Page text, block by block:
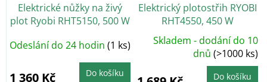
Elektrické nůžky na živý
plot Ryobi RHT5150, 500 W
Odeslání do 24 hodin (1 ks)
1 360 Kč Do košíku
Elektrický plotostřih RYOBI
RHT4550, 450 W
Skladem - dodání do 10
dnů (>1000 ks)
Do košíku